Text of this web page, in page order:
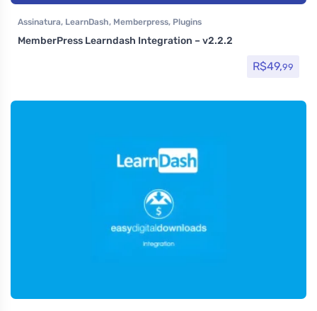
Assinatura, LearnDash, Memberpress, Plugins
MemberPress Learndash Integration – v2.2.2
R$49,99